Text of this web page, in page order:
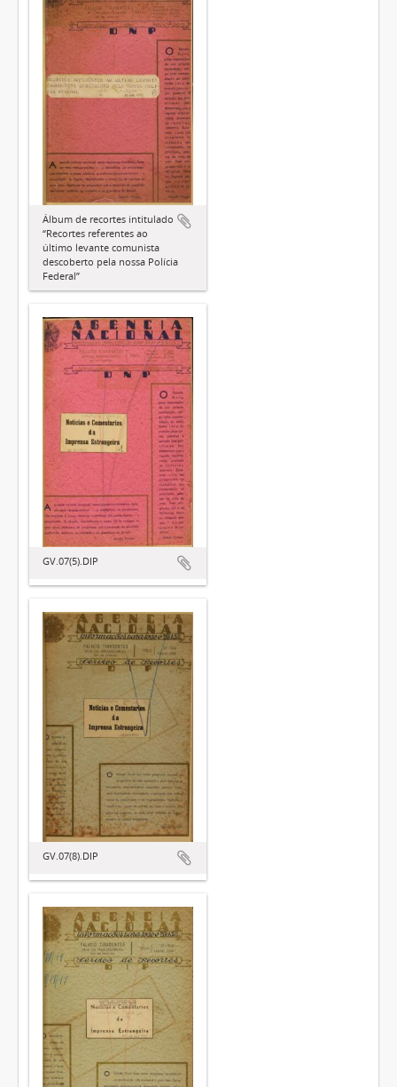
Álbum de recortes intitulado
“Recortes referentes ao
último levante comunista
descoberto pela nossa Polícia
Federal”
GV.07(5).DIP
GV.07(8).DIP